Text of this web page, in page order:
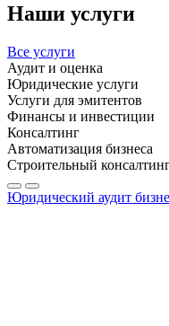
Наши услуги
Все услуги
Аудит и оценка
Юридические услуги
Услуги для эмитентов
Финансы и инвестиции
Консалтинг
Автоматизация бизнеса
Строительный
Юридический аудит